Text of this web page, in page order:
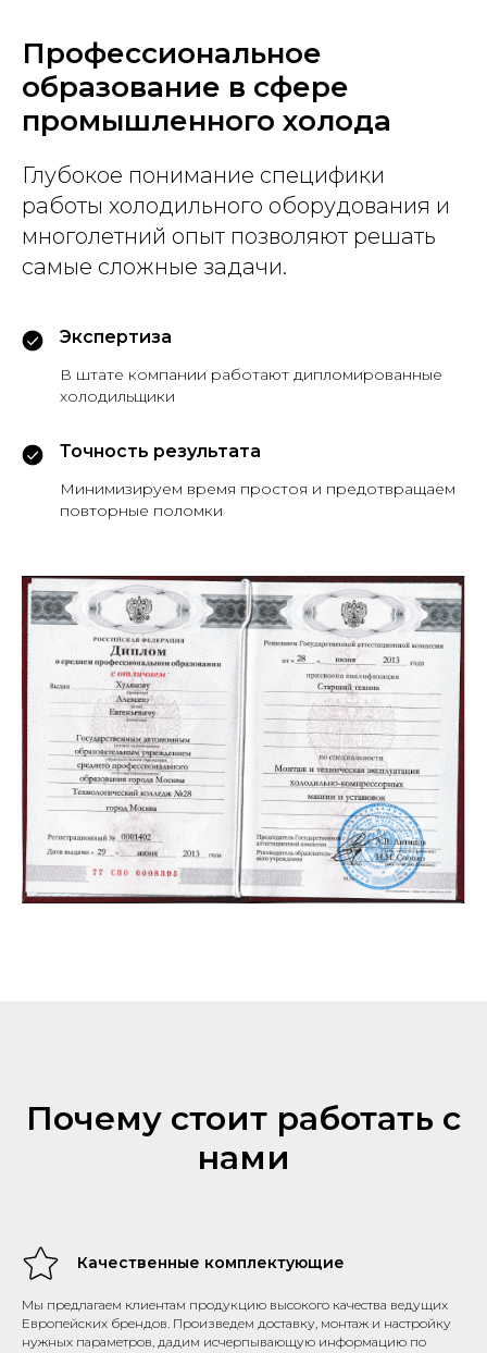
Профессиональное
образование в сфере
промышленного холода
Глубокое понимание специфики
работы холодильного оборудования и
многолетний опыт позволяют решать
самые сложные задачи.
Экспертиза
В штате компании работают дипломированные
холодильщики
Точность результата
Минимизируем время простоя и предотвращаем
повторные поломки
Почему стоит работать с
нами
Качественные комплектующие
Мы предлагаем клиентам продукцию высокого качества ведущих
Европейских брендов. Произведем доставку, монтаж и настройку
нужных параметров, дадим исчерпывающую информацию по